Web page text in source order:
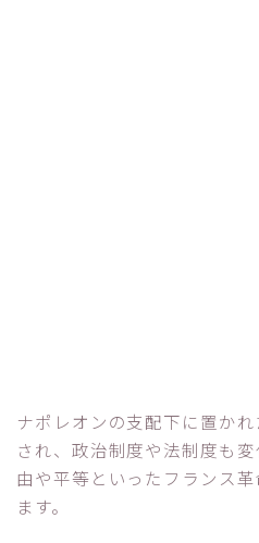
ナポレオンの支配下に置か
され、政治制度や法制度も
由や平等といったフランス
ます。